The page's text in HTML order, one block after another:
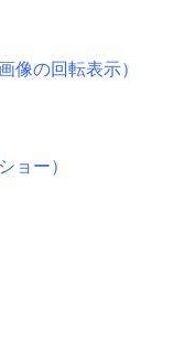
（
像の回転表示）
ョー）